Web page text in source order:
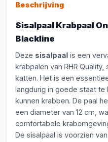
Beschrijving
Sisalpaal Krabpaal
Blackline
Deze sisalpaal is een
krabpalen van RHR
katten. Het is een
langdurig in goede staat
kunnen krabben. De paal
een diameter van 12 cm,
comfortabele
De sisalpaal is voorzien